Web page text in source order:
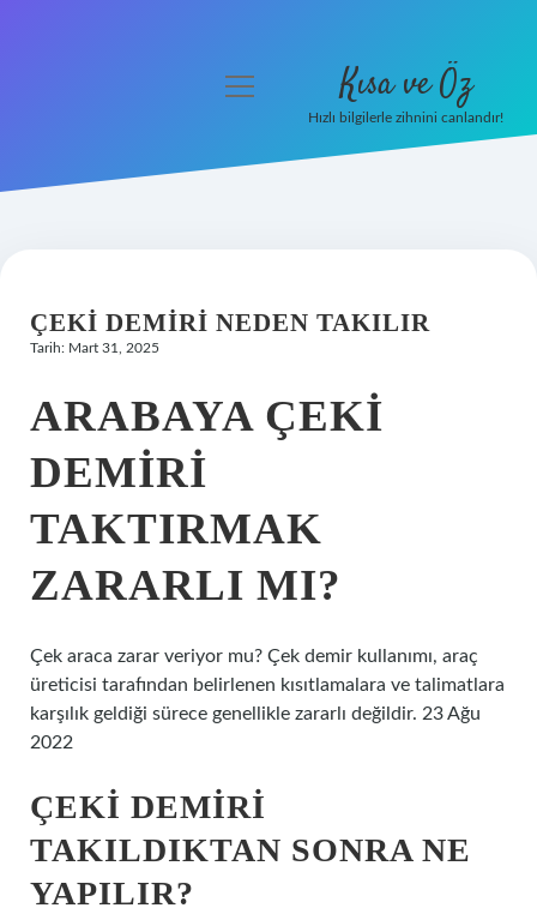
Hakkımızda
menüyü
Kısa ve Öz
Hızlı bilgilerle zihnini canlandır!
ÇEKI DEMIRI NEDEN TAKILIR
Tarih: Mart 31, 2025
ARABAYA ÇEKI
DEMIRI
TAKTIRMAK
ZARARLI MI?
Çek araca zarar veriyor mu? Çek demir kullanımı, araç
üreticisi tarafından belirlenen kısıtlamalara ve talimatlara
karşılık geldiği sürece genellikle zararlı değildir. 23 Ağu
2022
ÇEKI DEMIRI
TAKILDIKTAN SONRA NE
YAPILIR?